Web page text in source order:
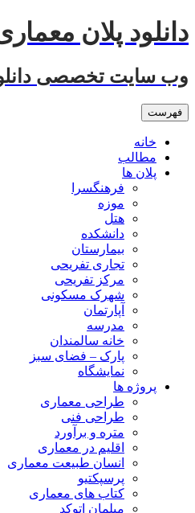
رفتن
به
دانلود پلان
وب سایت تخصصی
فهرست
خانه
مطالب
پلان ها
فرهنگسرا
موزه
هتل
دانشکده
بیمارستان
تجاری تفریحی
مرکز تفریحی
شهرک مسکونی
آپارتمان
مدرسه
خانه سالمندان
پارک – فضای سبز
نمایشگاه
پروژه ها
طراحی معماری
طراحی فنی
متره و برآورد
اقلیم در معماری
انسان طبیعت معماری
پرسپکتیو
کتاب های معماری
مبلمان اتوکد